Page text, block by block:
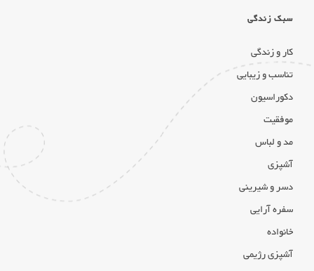
سبک زندگی
کار و زندگی
تناسب و زیبایی
دکوراسیون
موفقیت
مد و لباس
آشپزی
دسر و شیرینی
سفره آرایی
خانواده
آشپزی رژیمی